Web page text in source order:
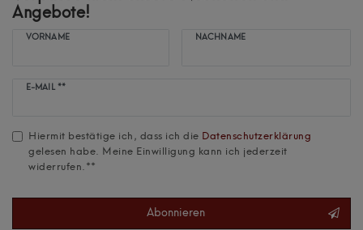
Angebote!
VORNAME NACHNAME
E-MAIL **
Newsletter
Hiermit bestätige ich, dass ich die Daten­schutz­erklärung
gelesen habe. Meine Einwilligung kann ich jederzeit
widerrufen.**
Abonnieren